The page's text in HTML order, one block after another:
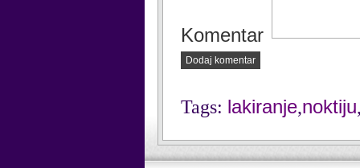
Komentar
Dodaj komentar
Tags: lakiranje,noktiju